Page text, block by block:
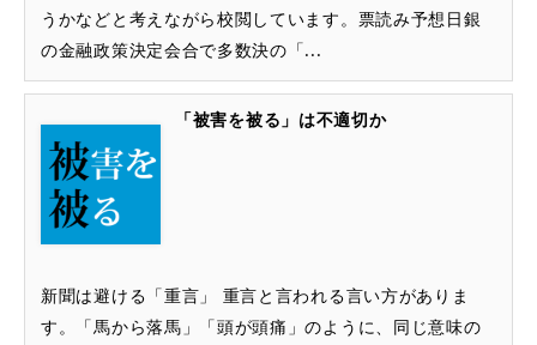
うかなどと考えながら校閲しています。票読み予想日銀
の金融政策決定会合で多数決の「...
「被害を被る」は不適切か
新聞は避ける「重言」 重言と言われる言い方がありま
す。「馬から落馬」「頭が頭痛」のように、同じ意味の